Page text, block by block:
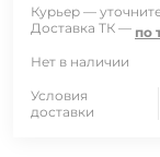
Курьер —
Доставка ТК — по
Нет в наличии
Условия
доставки